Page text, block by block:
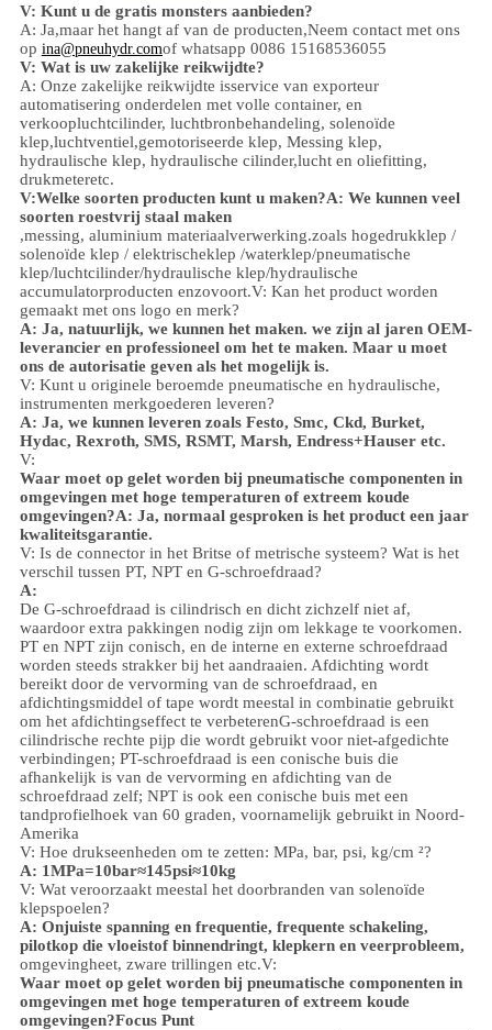
V: Kunt u de gratis monsters aanbieden?
A: Ja,maar het hangt af van de producten,Neem contact met ons
op ina@pneuhydr.comof whatsapp 0086 15168536055
V: Wat is uw zakelijke reikwijdte?
A: Onze zakelijke reikwijdte isservice van exporteur
automatisering onderdelen met volle container, en
verkoopluchtcilinder, luchtbronbehandeling, solenoïde
klep,luchtventiel,gemotoriseerde klep, Messing klep,
hydraulische klep, hydraulische cilinder,lucht en oliefitting,
drukmeteretc.
V:Welke soorten producten kunt u maken?A: We kunnen veel
soorten roestvrij staal maken
,messing, aluminium materiaalverwerking.zoals hogedrukklep /
solenoïde klep / elektrischeklep /waterklep/pneumatische
klep/luchtcilinder/hydraulische klep/hydraulische
accumulatorproducten enzovoort.V: Kan het product worden
gemaakt met ons logo en merk?
A: Ja, natuurlijk, we kunnen het maken. we zijn al jaren OEM-
leverancier en professioneel om het te maken. Maar u moet
ons de autorisatie geven als het mogelijk is.
V: Kunt u originele beroemde pneumatische en hydraulische,
instrumenten merkgoederen leveren?
A: Ja, we kunnen leveren zoals Festo, Smc, Ckd, Burket,
Hydac, Rexroth, SMS, RSMT, Marsh, Endress+Hauser etc.
V:
Waar moet op gelet worden bij pneumatische componenten in
omgevingen met hoge temperaturen of extreem koude
omgevingen?A: Ja, normaal gesproken is het product een jaar
kwaliteitsgarantie.
V: Is de connector in het Britse of metrische systeem? Wat is het
verschil tussen PT, NPT en G-schroefdraad?
A:
De G-schroefdraad is cilindrisch en dicht zichzelf niet af,
waardoor extra pakkingen nodig zijn om lekkage te voorkomen.
PT en NPT zijn conisch, en de interne en externe schroefdraad
worden steeds strakker bij het aandraaien. Afdichting wordt
bereikt door de vervorming van de schroefdraad, en
afdichtingsmiddel of tape wordt meestal in combinatie gebruikt
om het afdichtingseffect te verbeterenG-schroefdraad is een
cilindrische rechte pijp die wordt gebruikt voor niet-afgedichte
verbindingen; PT-schroefdraad is een conische buis die
afhankelijk is van de vervorming en afdichting van de
schroefdraad zelf; NPT is ook een conische buis met een
tandprofielhoek van 60 graden, voornamelijk gebruikt in Noord-
Amerika
V: Hoe drukseenheden om te zetten: MPa, bar, psi, kg/cm ²?
A: 1MPa=10bar≈145psi≈10kg
V: Wat veroorzaakt meestal het doorbranden van solenoïde
klepspoelen?
A: Onjuiste spanning en frequentie, frequente schakeling,
pilotkop die vloeistof binnendringt, klepkern en veerprobleem,
omgevingheet, zware trillingen etc.V:
Waar moet op gelet worden bij pneumatische componenten in
omgevingen met hoge temperaturen of extreem koude
omgevingen?Focus Punt